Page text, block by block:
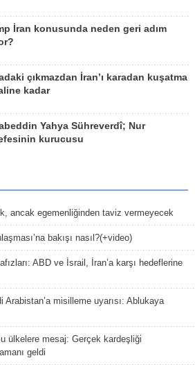
İran konusunda neden geri adım
çıkmazdan İran’ı karadan kuşatma
kadar
Yahya Sühreverdî; Nur
kurucusu
ancak egemenliğinden taviz vermeyecek
bakışı nasıl?(+video)
ABD ve İsrail, İran’a karşı hedeflerine
Arabistan’a misilleme uyarısı: Ablukaya
ülkelere mesaj: Gerçek kardeşliği
geldi